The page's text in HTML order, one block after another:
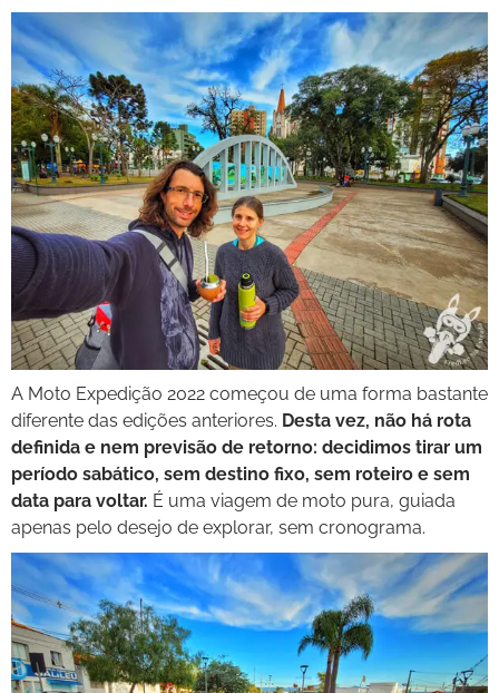
A Moto Expedição 2022 começou de uma forma bastante
diferente das edições anteriores. Desta vez, não há rota
definida e nem previsão de retorno: decidimos tirar um
período sabático, sem destino fixo, sem roteiro e sem
data para voltar. É uma viagem de moto pura, guiada
apenas pelo desejo de explorar, sem cronograma.